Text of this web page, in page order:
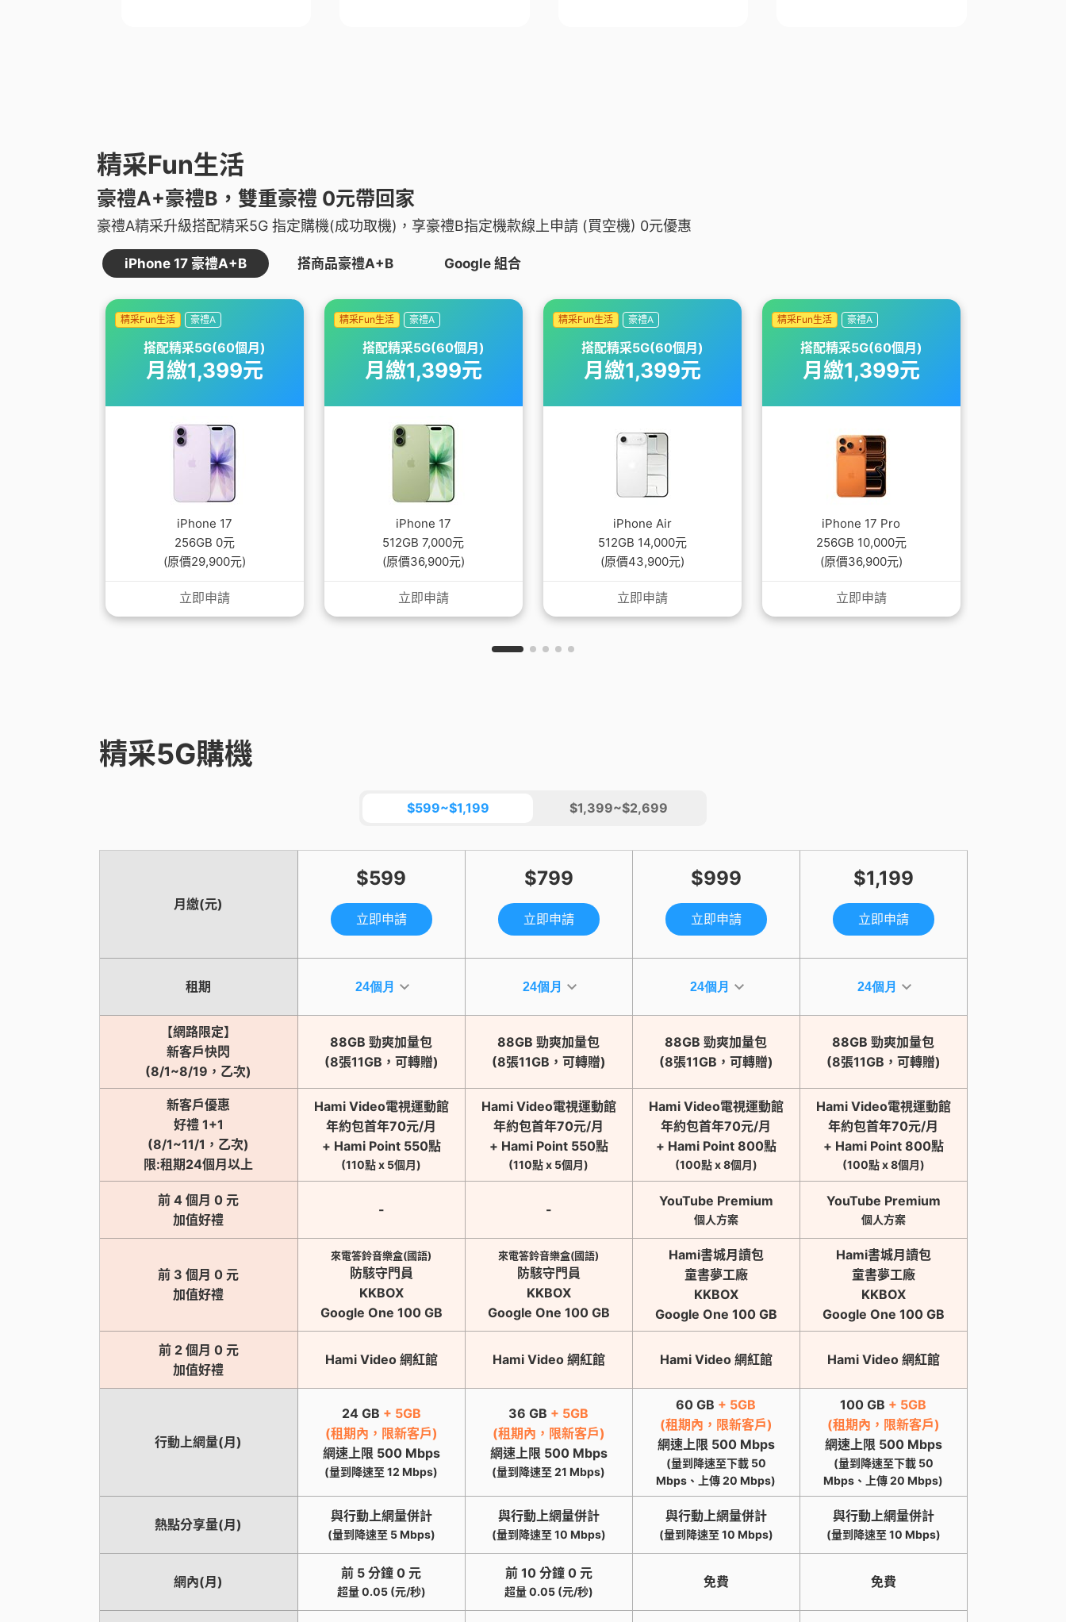
精采Fun生活
豪禮A+豪禮B，雙重豪禮 0元帶回家
豪禮A精采升級搭配精采5G 指定購機(成功取機)，享豪禮B指定機款線上申請 (買空機) 0元優惠
iPhone 17 豪禮A+B 搭商品豪禮A+B Google 組合
精采Fun生活 豪禮A
搭配精采5G(60個月)
月繳1,399元
iPhone 17
256GB 0元
(原價29,900元)
立即申請
精采Fun生活 豪禮A
搭配精采5G(60個月)
月繳1,399元
iPhone 17
512GB 7,000元
(原價36,900元)
立即申請
精采Fun生活 豪禮A
搭配精采5G(60個月)
月繳1,399元
iPhone Air
512GB 14,000元
(原價43,900元)
立即申請
精采Fun生活 豪禮A
搭配精采5G(60個月)
月繳1,399元
iPhone 17 Pro
256GB 10,000元
(原價36,900元)
立即申請
精采5G購機
$599~$1,199 $1,399~$2,699
月繳(元)
租期
【網路限定】
新客戶快閃
(8/1~8/19，乙次)
新客戶優惠
好禮 1+1
(8/1~11/1，乙次)
限:租期24個月以上
前 4 個月 0 元
加值好禮
前 3 個月 0 元
加值好禮
前 2 個月 0 元
加值好禮
行動上網量(月)
熱點分享量(月)
網內(月)
$599
立即申請
88GB 勁爽加量包
(8張11GB，可轉贈)
Hami Video電視運動館
年約包首年70元/月
+ Hami Point 550點
(110點 x 5個月)
-
來電答鈴音樂盒(國語)
防駭守門員
KKBOX
Google One 100 GB
Hami Video 網紅館
24 GB + 5GB
(租期內，限新客戶)
網速上限 500 Mbps
(量到降速至 12 Mbps)
與行動上網量併計
(量到降速至 5 Mbps)
前 5 分鐘 0 元
超量 0.05 (元/秒)
$799
立即申請
88GB 勁爽加量包
(8張11GB，可轉贈)
Hami Video電視運動館
年約包首年70元/月
+ Hami Point 550點
(110點 x 5個月)
-
來電答鈴音樂盒(國語)
防駭守門員
KKBOX
Google One 100 GB
Hami Video 網紅館
36 GB + 5GB
(租期內，限新客戶)
網速上限 500 Mbps
(量到降速至 21 Mbps)
與行動上網量併計
(量到降速至 10 Mbps)
前 10 分鐘 0 元
超量 0.05 (元/秒)
$999
立即申請
88GB 勁爽加量包
(8張11GB，可轉贈)
Hami Video電視運動館
年約包首年70元/月
+ Hami Point 800點
(100點 x 8個月)
YouTube Premium
個人方案
Hami書城月讀包
童書夢工廠
KKBOX
Google One 100 GB
Hami Video 網紅館
60 GB + 5GB
(租期內，限新客戶)
網速上限 500 Mbps
(量到降速至下載 50
Mbps、上傳 20 Mbps)
與行動上網量併計
(量到降速至 10 Mbps)
免費
$1,199
立即申請
88GB 勁爽加量包
(8張11GB，可轉贈)
Hami Video電視運動館
年約包首年70元/月
+ Hami Point 800點
(100點 x 8個月)
YouTube Premium
個人方案
Hami書城月讀包
童書夢工廠
KKBOX
Google One 100 GB
Hami Video 網紅館
100 GB + 5GB
(租期內，限新客戶)
網速上限 500 Mbps
(量到降速至下載 50
Mbps、上傳 20 Mbps)
與行動上網量併計
(量到降速至 10 Mbps)
免費